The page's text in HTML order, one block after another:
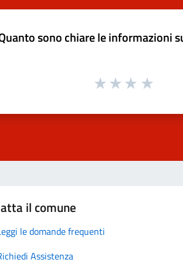
sono chiare le informazioni
il comune
le domande frequenti
Assistenza